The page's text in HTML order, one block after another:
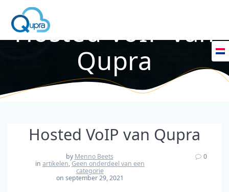
Hosted VoIP van
Qupra
Hosted VoIP van Qupra
by Menno Beets
in artikelen,Geen onderdeel van een
categorie
on september 29, 2021
0